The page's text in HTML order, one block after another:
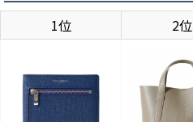
1位 2位